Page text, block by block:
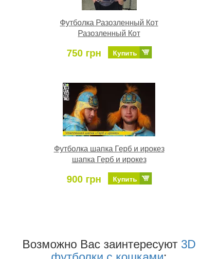
Футболка Разозленный Кот
Разозленный Кот
750 грн Купить
Футболка шапка Герб и ирокез
шапка Герб и ирокез
900 грн Купить
Возможно Ваc заинтересуют 3D